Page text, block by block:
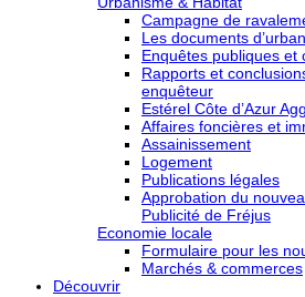
Campagne de
Les documents
Enquêtes publiques et
Rapports et
enquêteur
Estérel Côte d’Azur
Affaires foncières et
Assainissement
Logement
Publications légales
Approbation du
Publicité de Fréjus
Economie locale
Formulaire pour les
Marchés & commerces
Découvrir